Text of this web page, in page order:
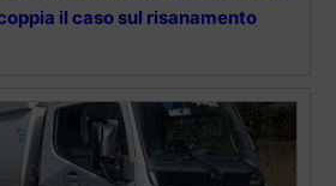
il caso sul risanamento